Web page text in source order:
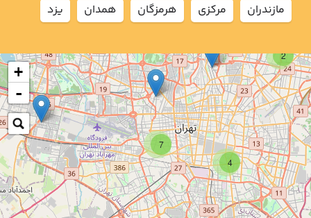
7
2
4
+
-
مازندران
مركزي هرمزگان همدان يزد